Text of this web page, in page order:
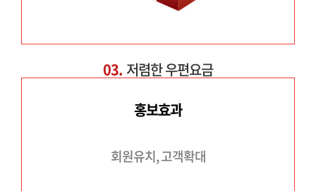
03. 저렴한 우편요금
홍보효과
회원유치, 고객확대